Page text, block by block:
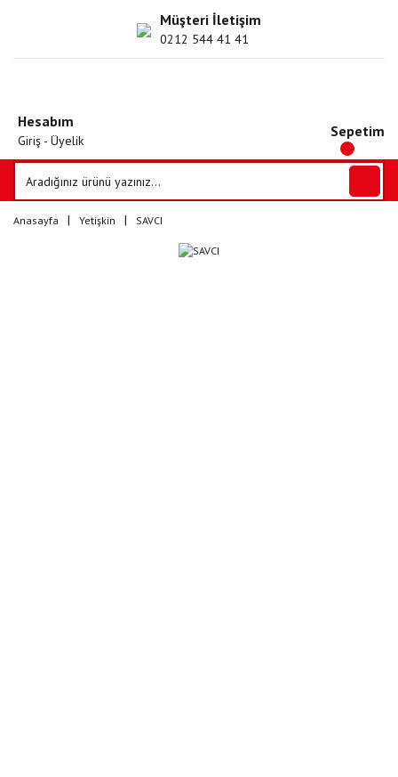
Müşteri İletişim
0212 544 41 41
Hesabım
Giriş - Üyelik
Sepetim
Anasayfa Yetişkin SAVCI